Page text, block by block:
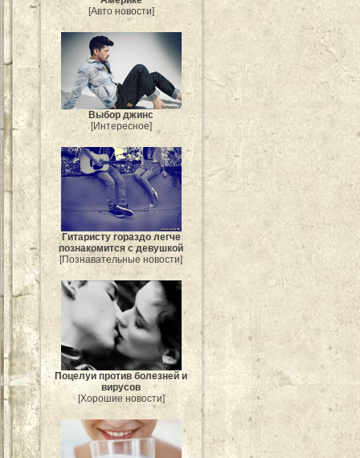
[Авто новости]
Выбор джинс
[Интересное]
Гитаристу гораздо легче
познакомится с девушкой
[Познавательные новости]
Поцелуи против болезней и
вирусов
[Хорошие новости]